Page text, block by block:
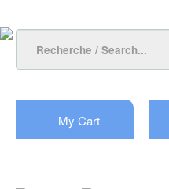
My Cart